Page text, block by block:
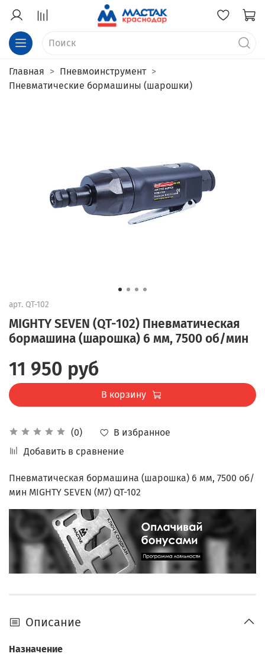
Главная
Пневмоинструмент
Пневматические бормашины (шарошки)
арт. QT-102
MIGHTY SEVEN (QT-102) Пневматическая
бормашина (шарошка) 6 мм, 7500 об/мин
(0)
В избранное
Добавить в сравнение
11 950 руб
В корзину
Пневматическая бормашина (шарошка) 6 мм, 7500 об/
мин MIGHTY SEVEN (M7) QT-102
Описание
Назначение